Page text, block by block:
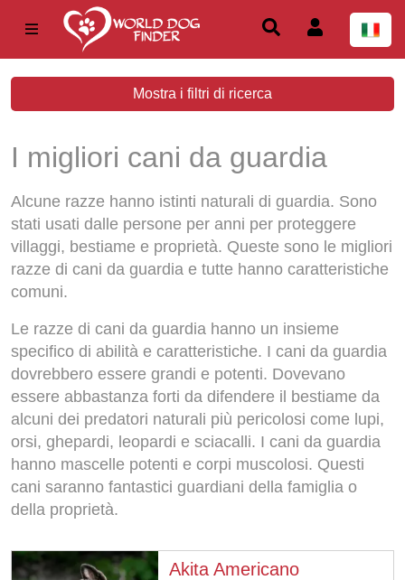
Mostra i filtri di ricerca
I migliori cani da guardia
Alcune razze hanno istinti naturali di guardia. Sono
stati usati dalle persone per anni per proteggere
villaggi, bestiame e proprietà. Queste sono le migliori
razze di cani da guardia e tutte hanno caratteristiche
comuni.
Le razze di cani da guardia hanno un insieme
specifico di abilità e caratteristiche. I cani da guardia
dovrebbero essere grandi e potenti. Dovevano
essere abbastanza forti da difendere il bestiame da
alcuni dei predatori naturali più pericolosi come lupi,
orsi, ghepardi, leopardi e sciacalli. I cani da guardia
hanno mascelle potenti e corpi muscolosi. Questi
cani saranno fantastici guardiani della famiglia o
della proprietà.
Akita Americano